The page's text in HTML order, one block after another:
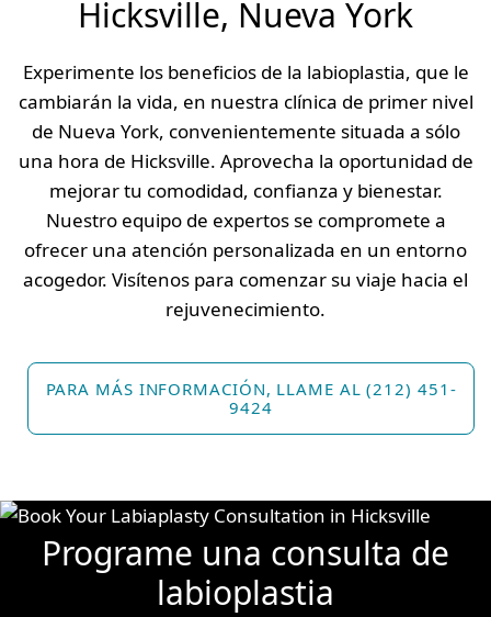
Hicksville, Nueva York
Experimente los beneficios de la labioplastia, que le
cambiarán la vida, en nuestra clínica de primer nivel
de Nueva York, convenientemente situada a sólo
una hora de Hicksville. Aprovecha la oportunidad de
mejorar tu comodidad, confianza y bienestar.
Nuestro equipo de expertos se compromete a
ofrecer una atención personalizada en un entorno
acogedor. Visítenos para comenzar su viaje hacia el
rejuvenecimiento.
PARA MÁS INFORMACIÓN, LLAME AL (212) 451-
9424
Programe una consulta de
labioplastia